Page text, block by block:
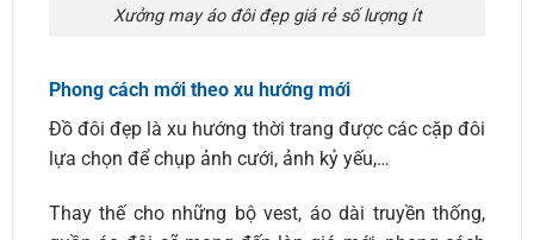
Xưởng may áo đôi đẹp giá rẻ số lượng ít
Phong cách mới theo xu hướng mới
Đồ đôi đẹp là xu hướng thời trang được các cặp đôi
lựa chọn để chụp ảnh cưới, ảnh kỷ yếu,…
Thay thế cho những bộ vest, áo dài truyền thống,